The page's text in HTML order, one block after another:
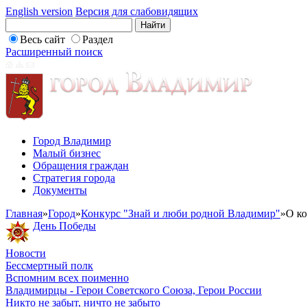
English version Версия для слабовидящих
Весь сайт
Раздел
Расширенный поиск
Город Владимир
Малый бизнес
Обращения граждан
Стратегия города
Документы
Главная»Город»Конкурс "Знай и люби родной Владимир"»О
День Победы
Новости
Бессмертный полк
Вспомним всех поименно
Владимирцы - Герои Советского Союза, Герои России
Никто не забыт, ничто не забыто